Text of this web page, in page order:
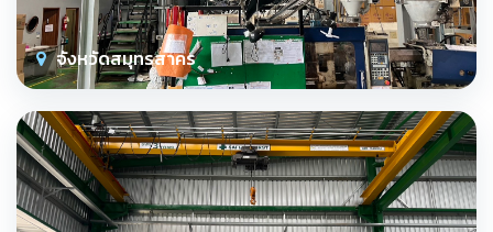
จังหวัดสมุทรสาคร